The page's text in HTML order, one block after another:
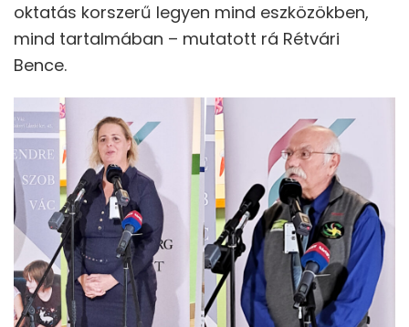
oktatás korszerű legyen mind eszközökben,
mind tartalmában – mutatott rá Rétvári
Bence.